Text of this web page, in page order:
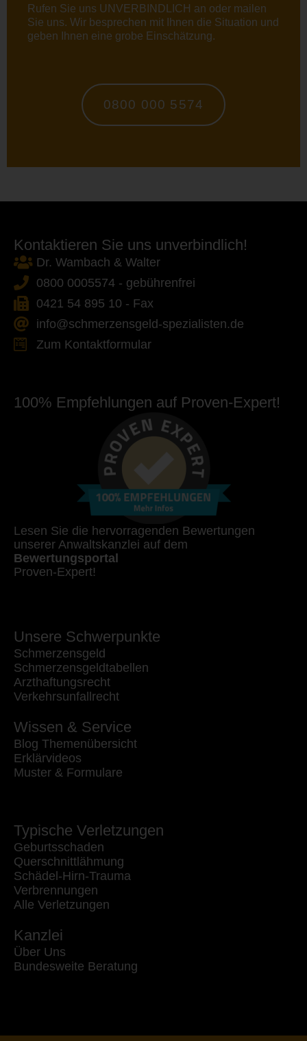
Rufen Sie uns UNVERBINDLICH an oder mailen
Sie uns. Wir besprechen mit Ihnen die Situation und
geben Ihnen eine grobe Einschätzung.
0800 000 5574
Kontaktieren Sie uns unverbindlich!
Dr. Wambach & Walter
0800 0005574 - gebührenfrei
0421 54 895 10 - Fax
info@schmerzensgeld-spezialisten.de
Zum Kontaktformular
100% Empfehlungen auf Proven-Expert!
Lesen Sie die hervorragenden Bewertungen
unserer Anwaltskanzlei auf dem
Bewertungsportal
Proven-Expert!
Unsere Schwerpunkte
Schmerzensgeld
Schmerzensgeldtabellen
Arzthaftungsrecht
Verkehrsunfallrecht
Wissen & Service
Blog Themenübersicht
Erklärvideos
Muster & Formulare
Typische Verletzungen
Geburtsschaden
Querschnittlähmung
Schädel-Hirn-Trauma
Verbrennungen
Alle Verletzungen
Kanzlei
Über Uns
Bundesweite Beratung